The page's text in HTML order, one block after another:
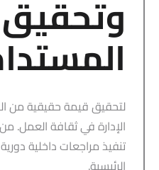
لتحقيق قيمة حقيقية من
الإدارة في ثقافة العمل.
تنفيذ مراجعات داخلية
الرئيسية.